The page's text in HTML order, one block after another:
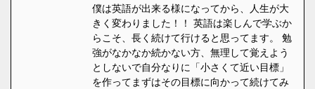
僕は英語が出来る様になってから、人生が大
きく変わりました！！ 英語は楽しんで学ぶか
らこそ、長く続けて行けると思ってます。 勉
強がなかなか続かない方、無理して覚えよう
としないで自分なりに「小さくて近い目標」
を作ってまずはその目標に向かって続けてみ